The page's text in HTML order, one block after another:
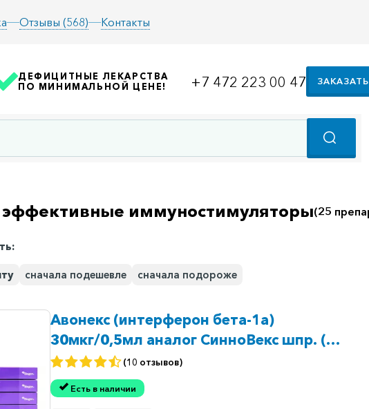
Отзывы (568) Контакты
ДЕФИЦИТНЫЕ ЛЕКАРСТВА
ПО МИНИМАЛЬНОЙ ЦЕНЕ!
+7 472 223 00 47
иммуностимуляторы(25
сначала подешевле сначала подороже
Авонекс (интерферон бета-1а)
30мкг/0,5мл аналог СинноВекс шпр. (6
млн. ЕД) №4(10 отзывов)
Есть в наличии